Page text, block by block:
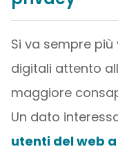
Si va sempre
digitali attento
maggiore
Un dato
utenti del web